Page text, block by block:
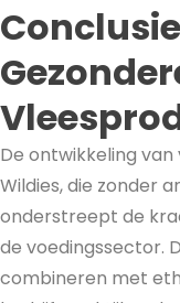
De ontwikkeling
Wildies, die zonder
onderstreept de
de voedingssector.
combineren met